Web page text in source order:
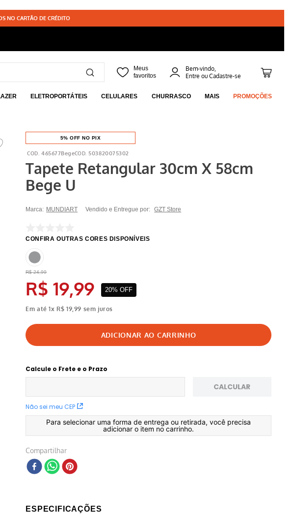
NO CARTÃO DE CRÉDITO
Bem-vindo,
ELETROPORTÁTEIS CELULARES CHURRASCO MAIS PROMOÇÕES
5% OFF NO PIX
465677Bege 503820075302
Tapete Retangular 30cm X 58cm
Bege U
Marca: MUNDIART Vendido e Entregue por: GZT Store
R$ 24,99
R$ 19,99 20% OFF
Em até1x R$ 19,99 sem juros
Calcule o Frete e o Prazo
Não sei meu CEP
CALCULAR
Para selecionar uma forma de entrega ou retirada, você precisa
adicionar o item no carrinho.
Compartilhar